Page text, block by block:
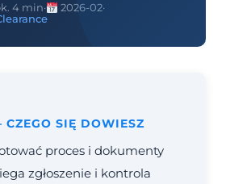
4 min· 2026-02·
SIĘ DOWIESZ
proces i dokumenty
zgłoszenie i kontrola